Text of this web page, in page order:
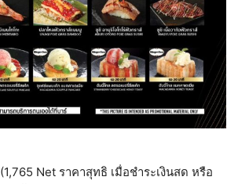
(1,765 Net ราคาสุทธิ เมื่อชำระเงินสด หรือ